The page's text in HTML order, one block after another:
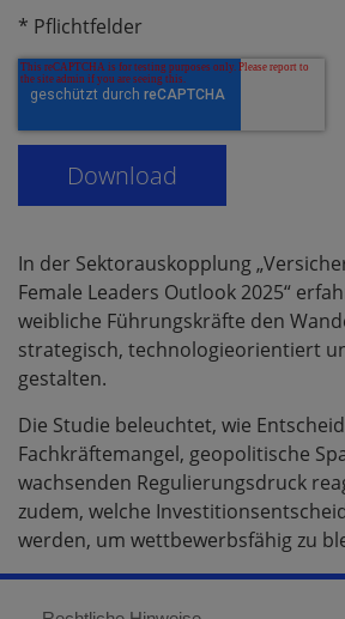
* Pflichtfelder
In der Sektorauskopplung
Female Leaders Outlook 2025“
weibliche Führungskräfte den
strategisch, technologieorientiert
gestalten.
Die Studie beleuchtet, wie
Fachkräftemangel, geopolitische
wachsenden Regulierungsdruck
zudem, welche
werden, um wettbewerbsfähig zu